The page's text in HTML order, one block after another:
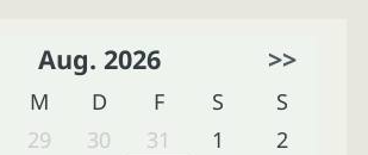
Aug. 2026 >>
M D F S
S
29 30 31 1
2